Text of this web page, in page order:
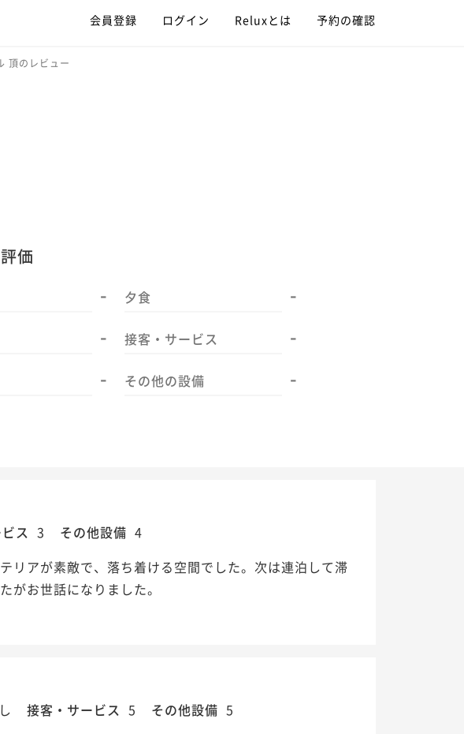
会員登録 ログイン Reluxとは 予約の確認
頂のレビュー
価
-
-
-
夕食 -
接客・サービス -
その他の設備 -
ス 3 その他設備 4
リアが素敵で、落ち着ける空間でした。次は連泊して滞
がお世話になりました。
接客・サービス 5 その他設備 5